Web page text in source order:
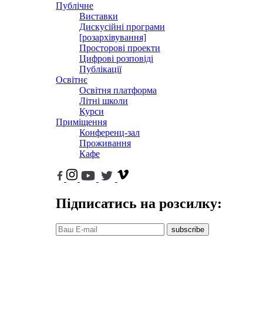
Публічне
Виставки
Дискусійні програми
[розархівування]
Просторові проекти
Цифрові розповіді
Публікації
Освітнє
Освітня платформа
Літні школи
Курси
Приміщення
Конференц-зал
Проживання
Кафе
Підписатись на розсилку:
subscribe